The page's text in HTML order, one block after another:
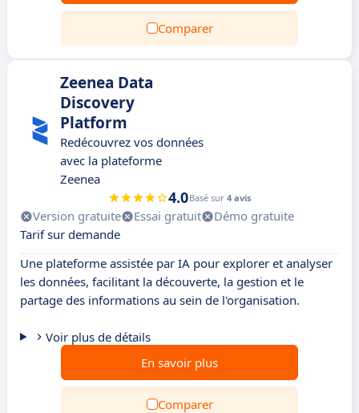
Comparer
Zeenea Data
Discovery
Platform
Redécouvrez vos données
avec la plateforme
Zeenea
4.0Basé sur 4 avis
Version gratuite Essai gratuit
Démo gratuite
Tarif sur demande
Une plateforme assistée par IA pour explorer et analyser
les données, facilitant la découverte, la gestion et le
partage des informations au sein de l'organisation.
Voir plus de détails
En savoir plus
Comparer